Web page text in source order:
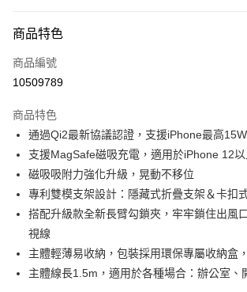
運送方式
商品特色
商品編號
10509789
商品特色
通過Qi2最新協議認證，支援iPhone最高
支援MagSafe磁吸充電，適用於iPhone 12以
磁吸吸附力強化升級，晃動不移位
專利雙模支架設計：隱藏式折疊支架＆卡扣
搭配升級款全新長臂勾鎖夾，牢牢鎖住出風
視線
主體輕薄易收納，包裝採用環保專屬收納盒
主體線長1.5m，適用於各種場合：辦公室、